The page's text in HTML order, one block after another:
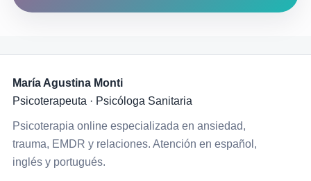
María Agustina Monti
Psicoterapeuta · Psicóloga Sanitaria
Psicoterapia online especializada en ansiedad,
trauma, EMDR y relaciones. Atención en español,
inglés y portugués.